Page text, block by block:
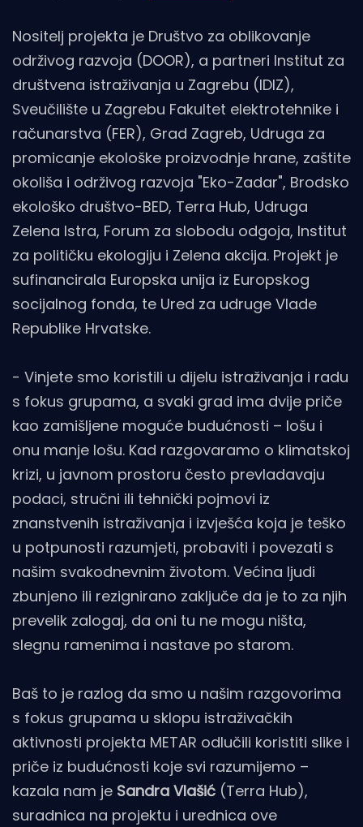
Nositelj projekta je Društvo za oblikovanje
održivog razvoja (DOOR), a partneri Institut za
društvena istraživanja u Zagrebu (IDIZ),
Sveučilište u Zagrebu Fakultet elektrotehnike i
računarstva (FER), Grad Zagreb, Udruga za
promicanje ekološke proizvodnje hrane, zaštite
okoliša i održivog razvoja "Eko-Zadar", Brodsko
ekološko društvo-BED, Terra Hub, Udruga
Zelena Istra, Forum za slobodu odgoja, Institut
za političku ekologiju i Zelena akcija. Projekt je
sufinancirala Europska unija iz Europskog
socijalnog fonda, te Ured za udruge Vlade
Republike Hrvatske.
- Vinjete smo koristili u dijelu istraživanja i radu
s fokus grupama, a svaki grad ima dvije priče
kao zamišljene moguće budućnosti – lošu i
onu manje lošu. Kad razgovaramo o klimatskoj
krizi, u javnom prostoru često prevladavaju
podaci, stručni ili tehnički pojmovi iz
znanstvenih istraživanja i izvješća koja je teško
u potpunosti razumjeti, probaviti i povezati s
našim svakodnevnim životom. Većina ljudi
zbunjeno ili rezignirano zaključe da je to za njih
prevelik zalogaj, da oni tu ne mogu ništa,
slegnu ramenima i nastave po starom.
Baš to je razlog da smo u našim razgovorima
s fokus grupama u sklopu istraživačkih
aktivnosti projekta METAR odlučili koristiti slike i
priče iz budućnosti koje svi razumijemo –
kazala nam je Sandra Vlašić (Terra Hub),
suradnica na projektu i urednica ove